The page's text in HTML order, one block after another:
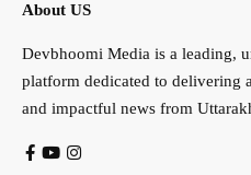
About US
Devbhoomi Media is a leading,
platform dedicated to delivering
and impactful news from